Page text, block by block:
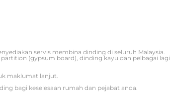
servis membina dinding di seluruh Malaysia.
(gypsum board), dinding kayu dan pelbagai lagi
maklumat lanjut.
bagi keselesaan rumah dan pejabat anda.